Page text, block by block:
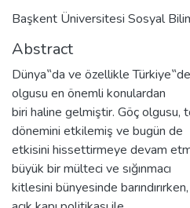
Başkent Üniversitesi Sosyal
Abstract
Dünya‟da ve özellikle
olgusu en önemli konulardan
biri haline gelmiştir. Göç olgusu,
dönemini etkilemiş ve bugün de
etkisini hissettirmeye devam
büyük bir mülteci ve sığınmacı
kitlesini bünyesinde